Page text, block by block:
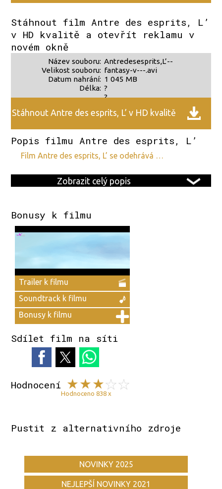
Stáhnout film Antre des esprits, L’
v HD kvalitě a otevřít reklamu v
novém okně
Název souboru:
Velikost souboru:
Datum nahrání:
Délka:
Antredesesprits,L’--
fantasy-v---.avi
1 045 MB
?
?
Stáhnout Antre des esprits, L’ v HD kvalitě
Popis filmu Antre des esprits, L’
film Antre des esprits, L’ se odehrává …
Zobrazit celý popis
Bonusy k filmu
Trailer k filmu
Soundtrack k filmu
Bonusy k filmu
Sdílet film na síti
Hodnocení
Hodnoceno 838 x
Pustit z alternativního zdroje
NOVINKY 2025
NEJLEPŠÍ NOVINKY 2021